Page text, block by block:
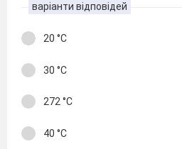
варіанти відповідей
20 °С
30 °С
272 °С
40 °С